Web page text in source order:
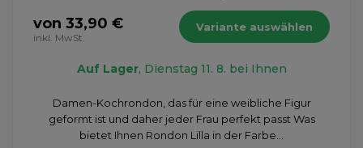
von 33,90 €
inkl. MwSt.
Variante auswählen
Auf Lager, Dienstag 11. 8. bei Ihnen
Damen-Kochrondon, das für eine weibliche Figur
geformt ist und daher jeder Frau perfekt passt Was
bietet Ihnen Rondon Lilla in der Farbe...